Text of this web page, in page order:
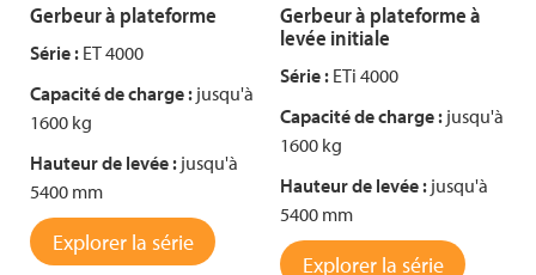
Gerbeur à plateforme
Série : ET 4000
Capacité de charge : jusqu'à
1600 kg
Hauteur de levée : jusqu'à
5400 mm
Explorer la série
Gerbeur à plateforme à
levée initiale
Série : ETi 4000
Capacité de charge : jusqu'à
1600 kg
Hauteur de levée : jusqu'à
5400 mm
Explorer la série